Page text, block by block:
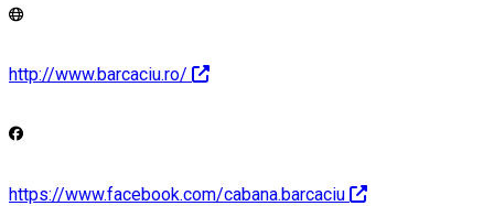
http://www.barcaciu.ro/
https://www.facebook.com/cabana.barcaciu